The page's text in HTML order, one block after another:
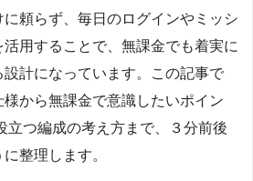
頼らず、毎日のログインやミッシ
活用することで、無課金でも着実に
計になっています。この記事で
から無課金で意識したいポイン
立つ編成の考え方まで、３分前後
整理します。